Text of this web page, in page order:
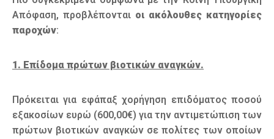
Απόφαση, προβλέπονται οι ακόλουθες κατηγορίες
παροχών:
1. Επίδομα πρώτων βιοτικών αναγκών.
Πρόκειται για εφάπαξ χορήγηση επιδόματος ποσού
εξακοσίων ευρώ (600,00€) για την αντιμετώπιση των
πρώτων βιοτικών αναγκών σε πολίτες των οποίων